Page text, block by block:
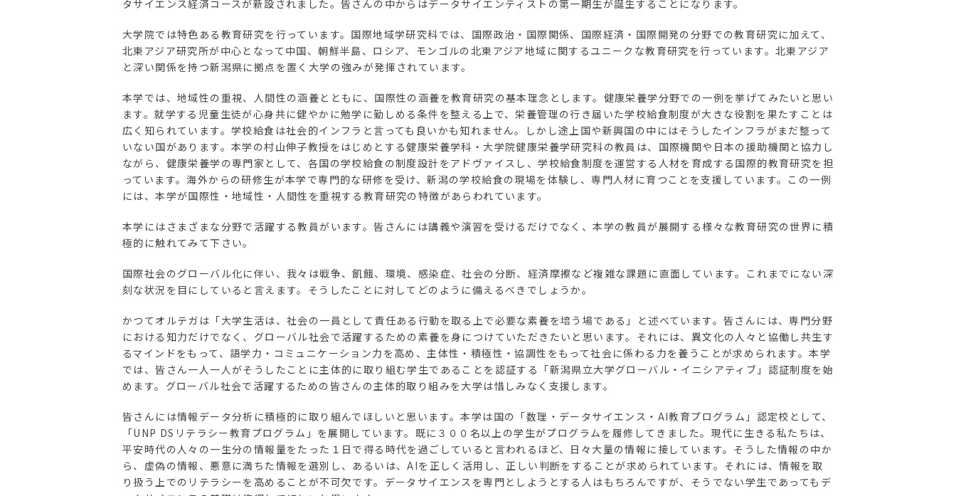
タサイエンス経済コースが新設されました。皆さんの中からはデータサイエンティストの第一期生が誕生することになります。
大学院では特色ある教育研究を行っています。国際地域学研究科では、国際政治・国際関係、国際経済・国際開発の分野での教育研究に加えて、
北東アジア研究所が中心となって中国、朝鮮半島、ロシア、モンゴルの北東アジア地域に関するユニークな教育研究を行っています。北東アジア
と深い関係を持つ新潟県に拠点を置く大学の強みが発揮されています。
本学では、地域性の重視、人間性の涵養とともに、国際性の涵養を教育研究の基本理念とします。健康栄養学分野での一例を挙げてみたいと思い
ます。就学する児童生徒が心身共に健やかに勉学に勤しめる条件を整える上で、栄養管理の行き届いた学校給食制度が大きな役割を果たすことは
広く知られています。学校給食は社会的インフラと言っても良いかも知れません。しかし途上国や新興国の中にはそうしたインフラがまだ整って
いない国があります。本学の村山伸子教授をはじめとする健康栄養学科・大学院健康栄養学研究科の教員は、国際機関や日本の援助機関と協力し
ながら、健康栄養学の専門家として、各国の学校給食の制度設計をアドヴァイスし、学校給食制度を運営する人材を育成する国際的教育研究を担
っています。海外からの研修生が本学で専門的な研修を受け、新潟の学校給食の現場を体験し、専門人材に育つことを支援しています。この一例
には、本学が国際性・地域性・人間性を重視する教育研究の特徴があらわれています。
本学にはさまざまな分野で活躍する教員がいます。皆さんには講義や演習を受けるだけでなく、本学の教員が展開する様々な教育研究の世界に積
極的に触れてみて下さい。
国際社会のグローバル化に伴い、我々は戦争、飢餓、環境、感染症、社会の分断、経済摩擦など複雑な課題に直面しています。これまでにない深
刻な状況を目にしていると言えます。そうしたことに対してどのように備えるべきでしょうか。
かつてオルテガは「大学生活は、社会の一員として責任ある行動を取る上で必要な素養を培う場である」と述べています。皆さんには、専門分野
における知力だけでなく、グローバル社会で活躍するための素養を身につけていただきたいと思います。それには、異文化の人々と協働し共生す
るマインドをもって、語学力・コミュニケーション力を高め、主体性・積極性・協調性をもって社会に係わる力を養うことが求められます。本学
では、皆さん一人一人がそうしたことに主体的に取り組む学生であることを認証する「新潟県立大学グローバル・イニシアティブ」認証制度を始
めます。グローバル社会で活躍するための皆さんの主体的取り組みを大学は惜しみなく支援します。
皆さんには情報データ分析に積極的に取り組んでほしいと思います。本学は国の「数理・データサイエンス・AI教育プログラム」認定校として、
「UNP DSリテラシー教育プログラム」を展開しています。既に３００名以上の学生がプログラムを履修してきました。現代に生きる私たちは、
平安時代の人々の一生分の情報量をたった１日で得る時代を過ごしていると言われるほど、日々大量の情報に接しています。そうした情報の中か
ら、虚偽の情報、悪意に満ちた情報を選別し、あるいは、AIを正しく活用し、正しい判断をすることが求められています。それには、情報を取
り扱う上でのリテラシーを高めることが不可欠です。データサイエンスを専門としようとする人はもちろんですが、そうでない学生であってもデ